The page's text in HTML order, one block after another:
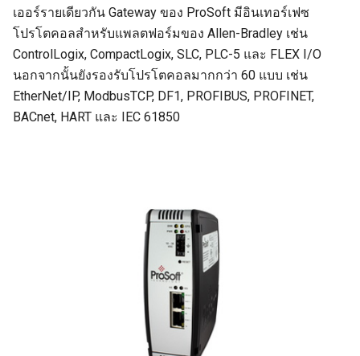
เออร์รายเดียวกัน Gateway ของ ProSoft มีอินเทอร์เฟซ
โปรโตคอลสำหรับแพลตฟอร์มของ Allen-Bradley เช่น
ControlLogix, CompactLogix, SLC, PLC-5 และ FLEX I/O
นอกจากนั้นยังรองรับโปรโตคอลมากกว่า 60 แบบ เช่น
EtherNet/IP, ModbusTCP, DF1, PROFIBUS, PROFINET,
BACnet, HART และ IEC 61850